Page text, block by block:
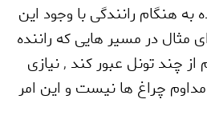
به هنگام رانندگی با وجود این
در مسیر هایی که راننده
چند تونل عبور کند ,نیازی
چراغ ها نیست و این امر